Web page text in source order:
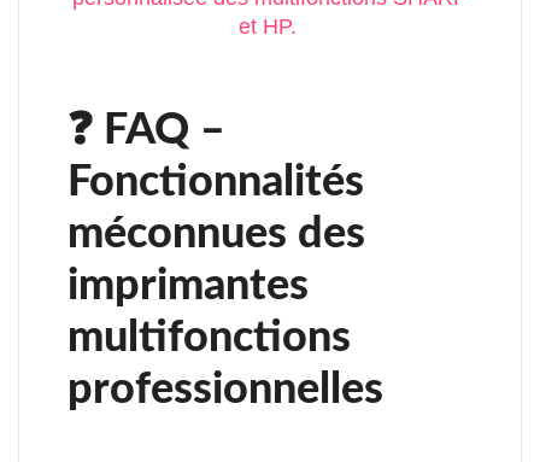
et HP.
❓ FAQ –
Fonctionnalités
méconnues des
imprimantes
multifonctions
professionnelles